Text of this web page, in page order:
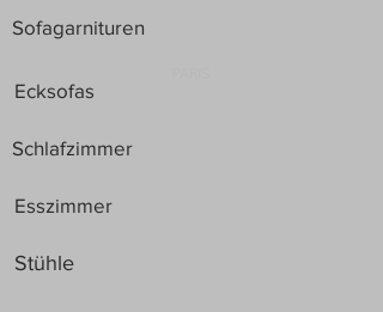
Sofagarnituren
Ecksofas
Schlafzimmer
Esszimmer
Stühle